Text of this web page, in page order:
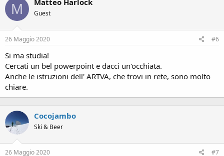
M Matteo Harlock
Guest
26 Maggio 2020 #6
Si ma studia!
Cercati un bel powerpoint e dacci un'occhiata.
Anche le istruzioni dell' ARTVA, che trovi in rete, sono molto
chiare.
Cocojambo
Ski & Beer
26 Maggio 2020 #7